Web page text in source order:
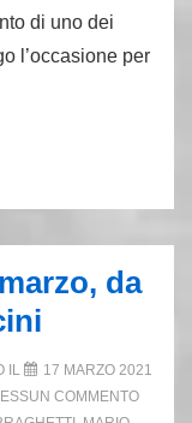
di uno dei
l’occasione per
da
IL
17 MARZO 2021
COMMENTO